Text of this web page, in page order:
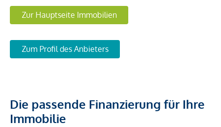
Zur Hauptseite Immobilien
Zum Profil des Anbieters
Die passende Finanzierung für Ihre
Immobilie